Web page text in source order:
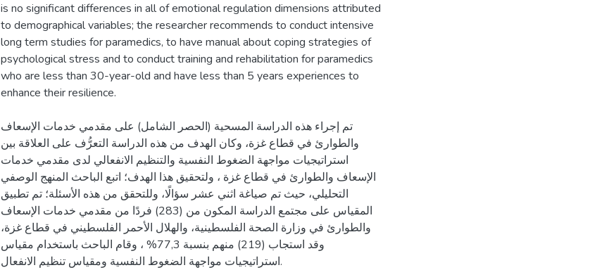
is no significant differences in all of emotional regulation dimensions attributed
to demographical variables; the researcher recommends to conduct intensive
long term studies for paramedics, to have manual about coping strategies of
psychological stress and to conduct training and rehabilitation for paramedics
who are less than 30-year-old and have less than 5 years experiences to
تم إجراء هذه الدراسة المسحية (الحصر الشامل) على مقدمي خدمات الإسعاف
والطوارئ في قطاع غزة، وكان الهدف من هذه الدراسة التعرُّف على العلاقة بين
استراتيجيات مواجهة الضغوط النفسية والتنظيم الانفعالي لدى مقدمي خدمات
الإسعاف والطوارئ في قطاع غزة ، ولتحقيق هذا الهدف؛ اتبع الباحث المنهج الوصفي
التحليلي، حيث تم صياغة اثني عشر سؤالًا، وللتحقق من هذه الأسئلة؛ تم تطبيق
المقياس على مجتمع الدراسة المكون من (283) فردًا من مقدمي خدمات الإسعاف
والطوارئ في وزارة الصحة الفلسطينية، والهلال الأحمر الفلسطيني في قطاع غزة،
وقد استجاب (219) منهم بنسبة 77,3% ، وقام الباحث باستخدام مقياس
استراتيجيات مواجهة الضغوط النفسية ومقياس تنظيم الانفعال.